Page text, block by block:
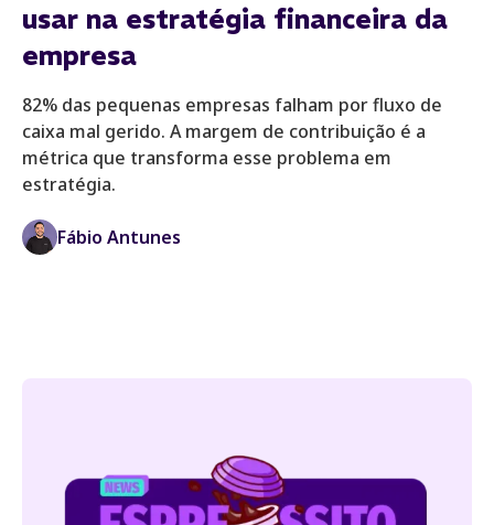
usar na estratégia financeira da
empresa
82% das pequenas empresas falham por fluxo de
caixa mal gerido. A margem de contribuição é a
métrica que transforma esse problema em
estratégia.
Fábio Antunes